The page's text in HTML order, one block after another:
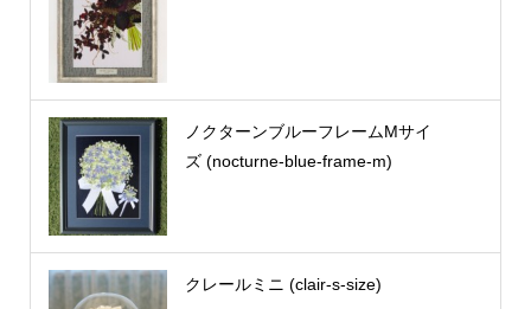
ノクターンブルーフレームMサイ
ズ (nocturne-blue-frame-m)
クレールミニ (clair-s-size)